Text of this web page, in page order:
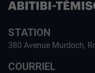
STATION
380 Avenue Murdoch,
COURRIEL